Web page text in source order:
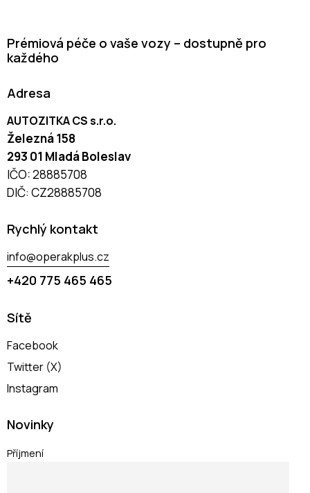
Prémiová péče o vaše vozy – dostupně pro
každého
Adresa
AUTOZITKA CS s.r.o.
Železná 158
293 01 Mladá Boleslav
IČO: 28885708
DIČ: CZ28885708
Rychlý kontakt
info@operakplus.cz
+420 775 465 465
Sítě
Facebook
Twitter (X)
Instagram
Novinky
Příjmení